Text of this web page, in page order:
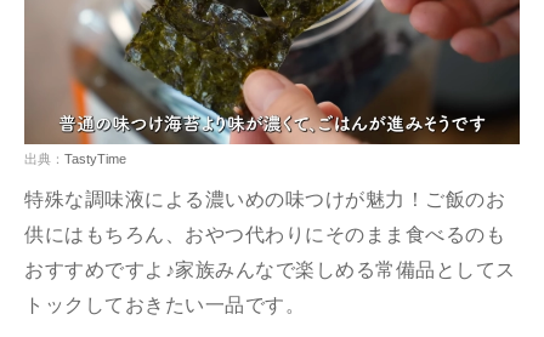
出典： TastyTime
特殊な調味液による濃いめの味つけが魅力！ご飯のお
供にはもちろん、おやつ代わりにそのまま食べるのも
おすすめですよ♪家族みんなで楽しめる常備品としてス
トックしておきたい一品です。